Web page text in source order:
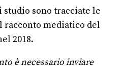
studio sono tracciate le
mediatico del
2018.
è necessario inviare